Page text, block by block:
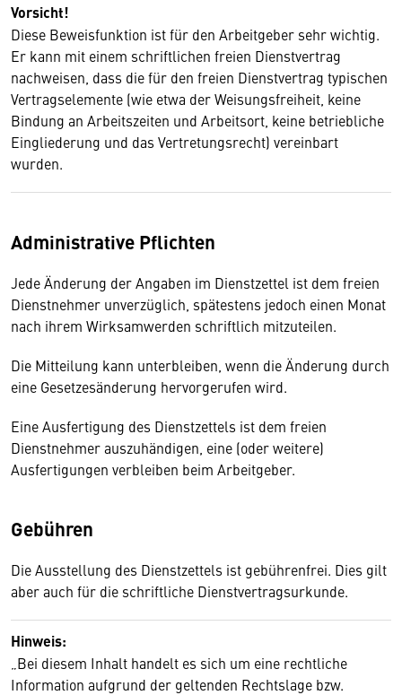
Vorsicht!
Diese Beweisfunktion ist für den Arbeitgeber sehr wichtig.
Er kann mit einem schriftlichen freien Dienstvertrag
nachweisen, dass die für den freien Dienstvertrag typischen
Vertragselemente (wie etwa der Weisungsfreiheit, keine
Bindung an Arbeitszeiten und Arbeitsort, keine betriebliche
Eingliederung und das Vertretungsrecht) vereinbart
wurden.
Administrative Pflichten
Jede Änderung der Angaben im Dienstzettel ist dem freien
Dienstnehmer unverzüglich, spätestens jedoch einen Monat
nach ihrem Wirksamwerden schriftlich mitzuteilen.
Die Mitteilung kann unterbleiben, wenn die Änderung durch
eine Gesetzesänderung hervorgerufen wird.
Eine Ausfertigung des Dienstzettels ist dem freien
Dienstnehmer auszuhändigen, eine (oder weitere)
Ausfertigungen verbleiben beim Arbeitgeber.
Gebühren
Die Ausstellung des Dienstzettels ist gebührenfrei. Dies gilt
aber auch für die schriftliche Dienstvertragsurkunde.
Hinweis:
„Bei diesem Inhalt handelt es sich um eine rechtliche
Information aufgrund der geltenden Rechtslage bzw.